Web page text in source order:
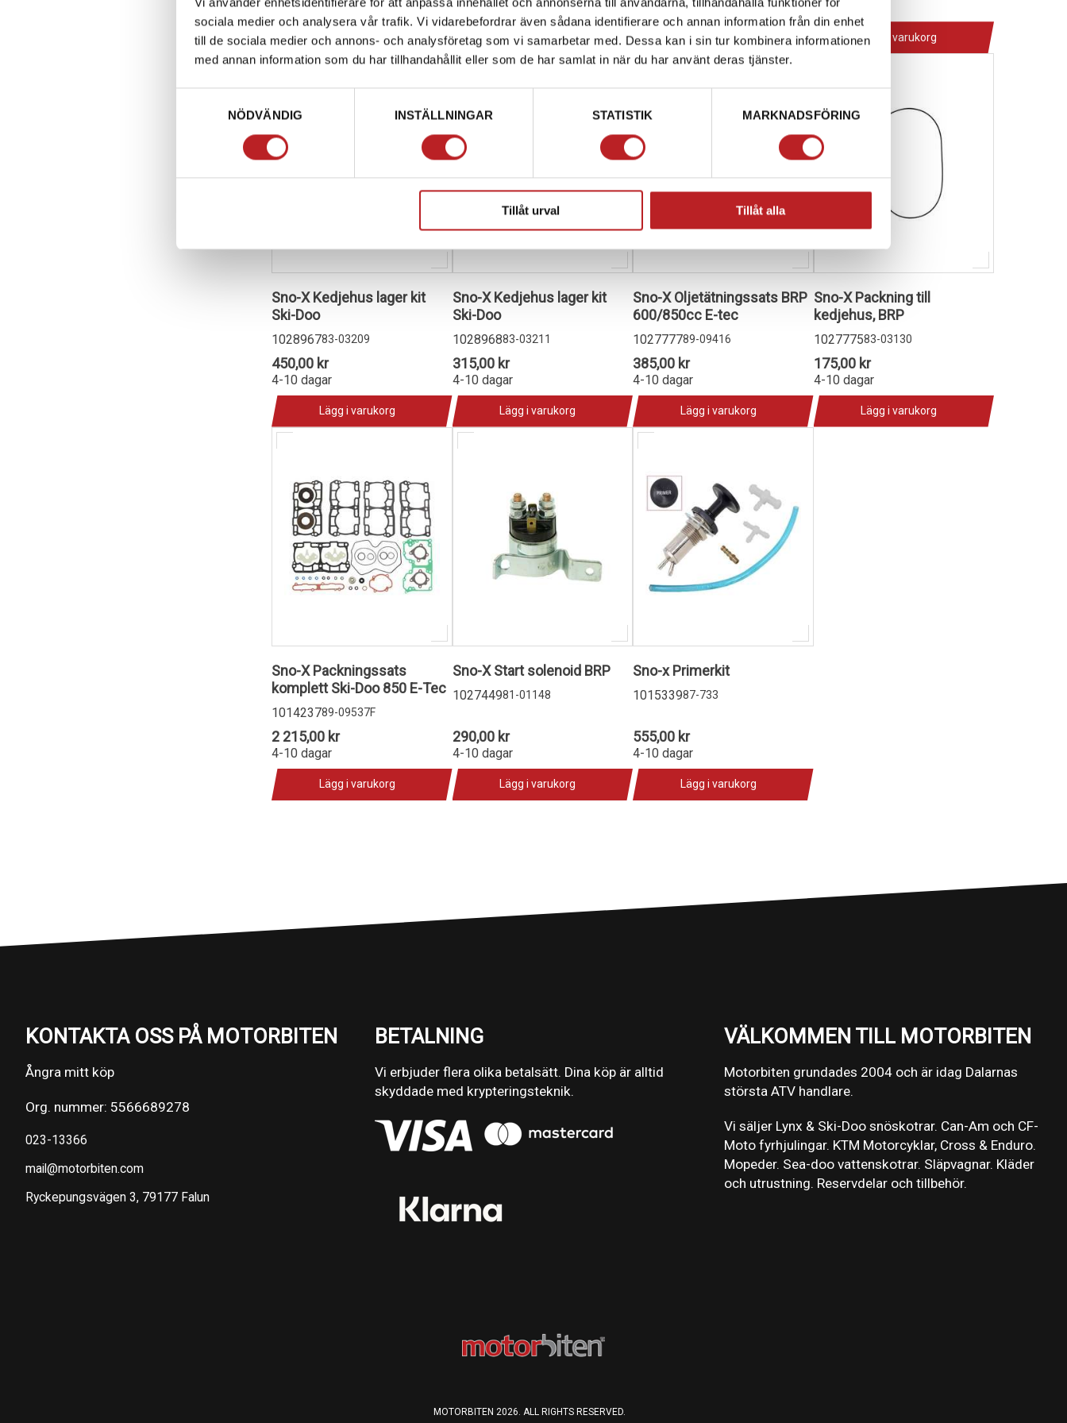
sociala medier och analysera vår trafik. Vi vidarebefordrar även sådana identifierare och annan information från din enhet
till de sociala medier och annons- och analysföretag som vi samarbetar med. Dessa kan i sin tur kombinera informationen
med annan information som du har tillhandahållit eller som de har samlat in när du har använt deras tjänster.
NÖDVÄNDIG
INSTÄLLNINGAR STATISTIK MARKNADSFÖRING
Tillåt urval Tillåt alla
2-4 dagar lev. tid
Lägg i varukorg
2-4 dagar lev. tid
Lägg i varukorg
4-10 dagar
Lägg i varukorg
4-10 dagar
Lägg i varukorg
Sno-X Kedjehus lager kit
Ski-Doo
102896783-03209
450,00 kr
4-10 dagar
Lägg i varukorg
Sno-X Kedjehus lager kit
Ski-Doo
102896883-03211
315,00 kr
4-10 dagar
Lägg i varukorg
Sno-X Oljetätningssats BRP
600/850cc E-tec
102777789-09416
385,00 kr
4-10 dagar
Lägg i varukorg
Sno-X Packning till
kedjehus, BRP
102777583-03130
175,00 kr
4-10 dagar
Lägg i varukorg
Sno-X Packningssats
komplett Ski-Doo 850 E-Tec
101423789-09537F
2 215,00 kr
4-10 dagar
Lägg i varukorg
Sno-X Start solenoid BRP
102744981-01148
290,00 kr
4-10 dagar
Lägg i varukorg
Sno-x Primerkit
101533987-733
555,00 kr
4-10 dagar
Lägg i varukorg
KONTAKTA OSS PÅ MOTORBITEN
Ångra mitt köp
Org. nummer: 5566689278
023-13366
mail@motorbiten.com
Ryckepungsvägen 3, 79177 Falun
BETALNING
Vi erbjuder flera olika betalsätt. Dina köp är alltid
skyddade med krypteringsteknik.
VÄLKOMMEN TILL MOTORBITEN
Motorbiten grundades 2004 och är idag Dalarnas
största ATV handlare.
Vi säljer Lynx & Ski-Doo snöskotrar. Can-Am och CF-
Moto fyrhjulingar. KTM Motorcyklar, Cross & Enduro.
Mopeder. Sea-doo vattenskotrar. Släpvagnar. Kläder
och utrustning. Reservdelar och tillbehör.
MOTORBITEN 2026. ALL RIGHTS RESERVED.